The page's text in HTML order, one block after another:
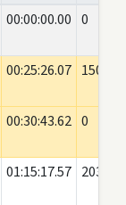
00:00:00.00 0
00:25:26.07 1500
00:30:43.62 0
01:15:17.57 20350